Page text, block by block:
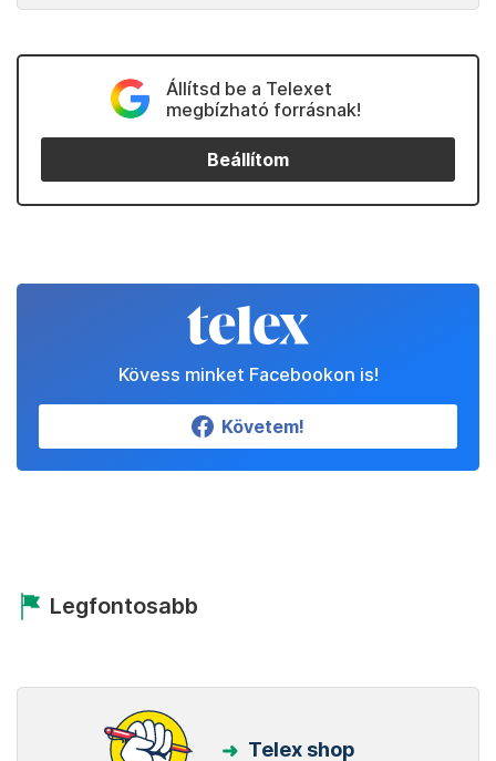
Állítsd be a Telexet
megbízható forrásnak!
Beállítom
Kövess minket Facebookon is!
Követem!
Legfontosabb
Telex shop